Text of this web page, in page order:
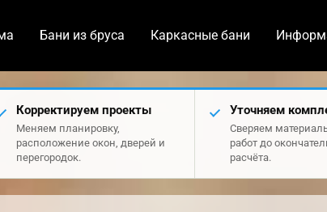
Бани из бруса Каркасные бани
Корректируем проекты
Меняем планировку,
расположение окон, дверей и
перегородок.
Уточняем
Сверяем
работ до
расчёта.